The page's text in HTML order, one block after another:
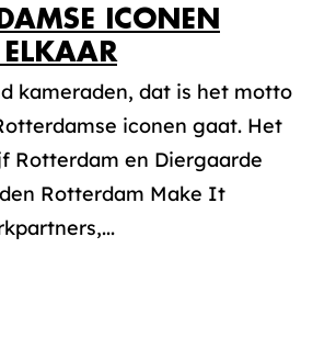
ICONEN
ELKAAR
kameraden, dat is het motto
iconen gaat. Het
Rotterdam en Diergaarde
Rotterdam Make It